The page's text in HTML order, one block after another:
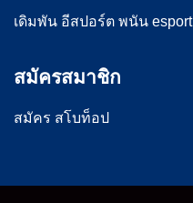
เดิมพัน อีสปอร์ต พนัน esport
สมัครสมาชิก
สมัคร สโบท็อป